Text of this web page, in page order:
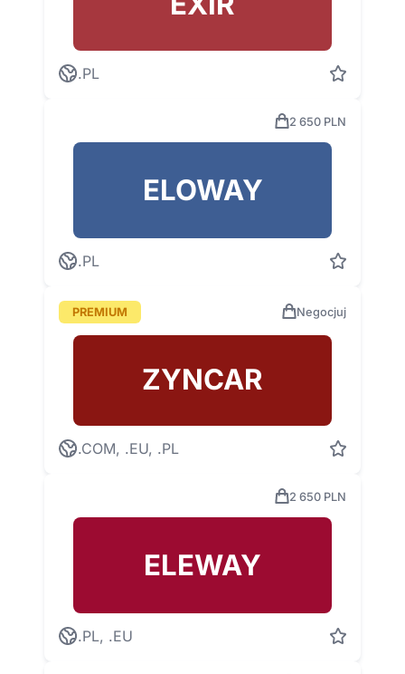
.PL
2 650 PLN
ELOWAY
.PL
PREMIUM Negocjuj
ZYNCAR
.COM, .EU, .PL
2 650 PLN
ELEWAY
.PL, .EU